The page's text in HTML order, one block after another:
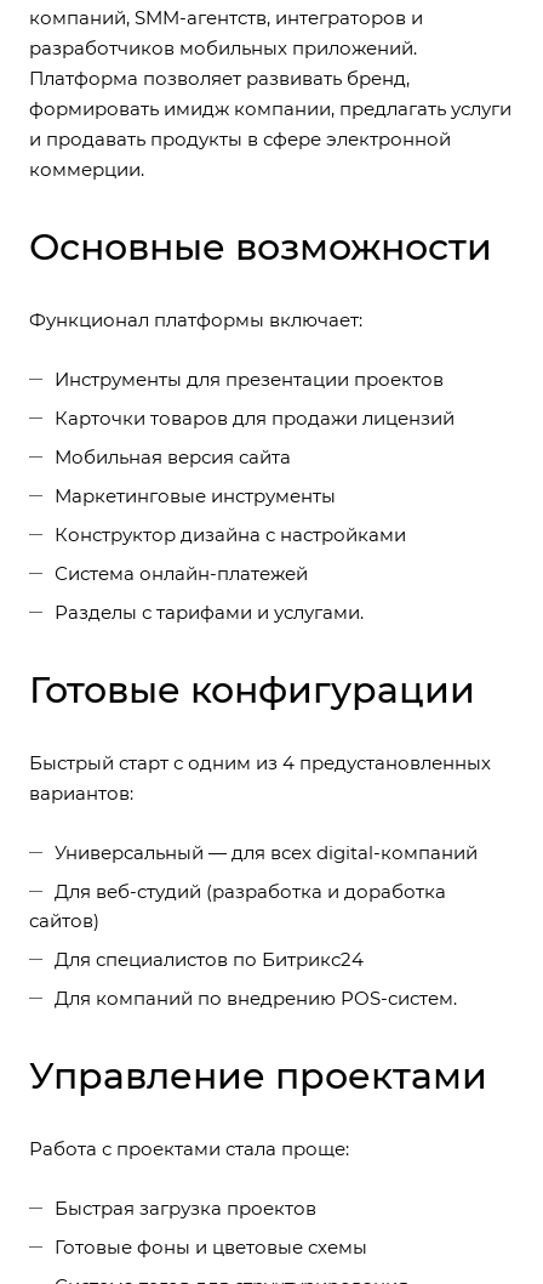
компаний, SMM-агентств, интеграторов и
разработчиков мобильных приложений.
Платформа позволяет развивать бренд,
формировать имидж компании, предлагать услуги
и продавать продукты в сфере электронной
коммерции.
Основные возможности
Функционал платформы включает:
Инструменты для презентации проектов
Карточки товаров для продажи лицензий
Мобильная версия сайта
Маркетинговые инструменты
Конструктор дизайна с настройками
Система онлайн-платежей
Разделы с тарифами и услугами.
Готовые конфигурации
Быстрый старт с одним из 4 предустановленных
вариантов:
Универсальный — для всех digital-компаний
Для веб-студий (разработка и доработка
сайтов)
Для специалистов по Битрикс24
Для компаний по внедрению POS-систем.
Управление проектами
Работа с проектами стала проще:
Быстрая загрузка проектов
Готовые фоны и цветовые схемы